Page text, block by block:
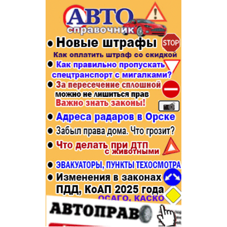
Афиша
Строительство и ремонт
Авто и мото
Рестораны, кафе, бары
Спорт Фитнес
Недвижимость
Красота Косметология
Телекоммуникации и связь
Торговля
Бизнес и финансы
Юристы, Экспертиза, Страхование
Ремонт
Социальные организации
Это интересно
Администрация
Популярное →
Строительство и ремонт